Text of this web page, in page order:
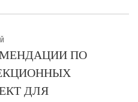
ПО
ДЛЯ